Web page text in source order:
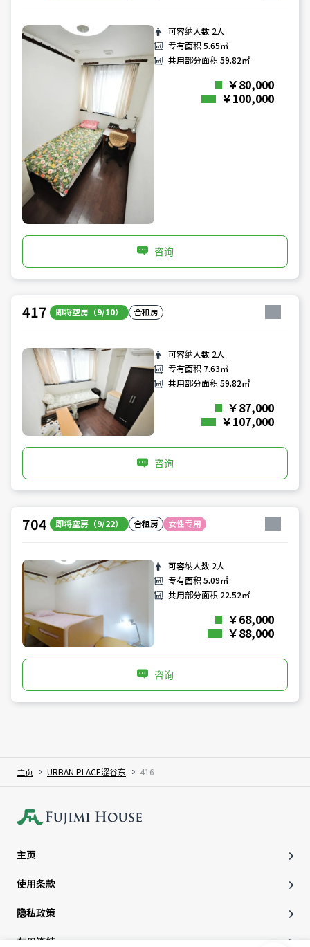
可容纳人数 2人
专有面积5.65㎡
共用部分面积59.82㎡
￥80,000
￥100,000
咨询
417 即将空房（9/10） 合租房
可容纳人数 2人
专有面积 7.63㎡
共用部分面积59.82㎡
￥87,000
￥107,000
咨询
704 即将空房（9/22） 合租房 女性专用
可容纳人数 2人
专有面积5.09㎡
共用部分面积 22.52㎡
￥68,000
￥88,000
咨询
主页 URBAN PLACE涩谷东 416
主页
使用条款
隐私政策
有用连结